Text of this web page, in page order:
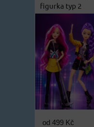
figurka typ 2
od 499 Kč